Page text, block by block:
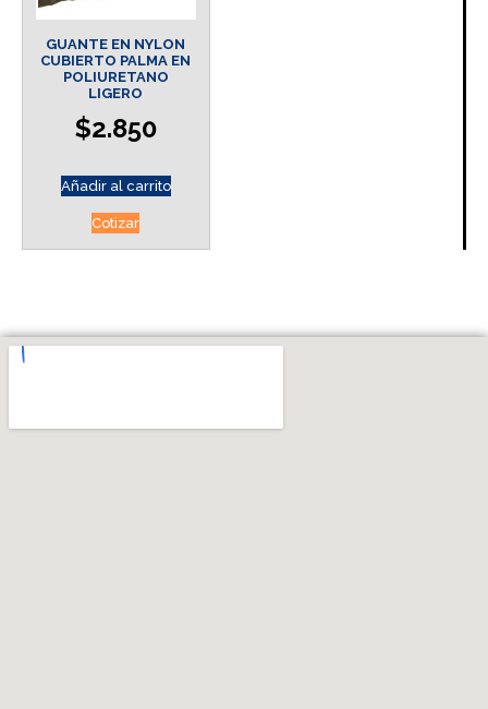
GUANTE EN NYLON
CUBIERTO PALMA EN
POLIURETANO
LIGERO
$2.850
Añadir al carrito
Cotizar